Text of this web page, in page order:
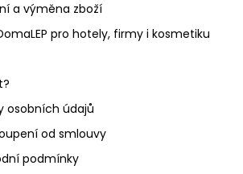
a výměna zboží
pro hotely, firmy i kosmetiku
osobních údajů
od smlouvy
podmínky